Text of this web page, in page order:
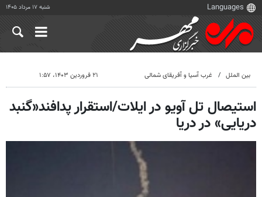
شنبه ۱۷ مرداد ۱۴۰۵
بین الملل غرب آسیا و آفریقای شمالی ۲۱ فروردین ۱۴۰۳، ۱:۵۷
استیصال تل آویو در ایلات/استقرار پدافند«گنبد
دریایی» در دریا